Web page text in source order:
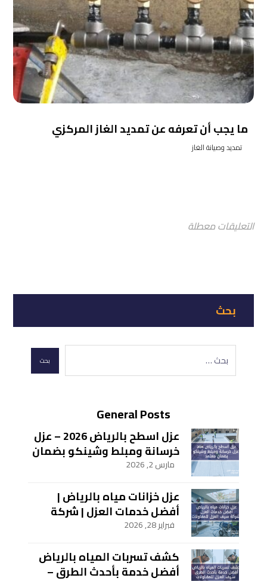
ما يجب أن تعرفه عن تمديد الغاز المركزي
تمديد وصيانة الغاز
التعليقات معطلة
بحث
General Posts
عزل اسطح بالرياض 2026 – عزل
خرسانة ومبلط وشينكو بضمان
معتمد
مارس 2, 2026
عزل خزانات مياه بالرياض |
أفضل خدمات العزل | شركة
سيف العزل للمقاولات
فبراير 28, 2026
كشف تسربات المياه بالرياض
أفضل خدمة بأحدث الطرق –